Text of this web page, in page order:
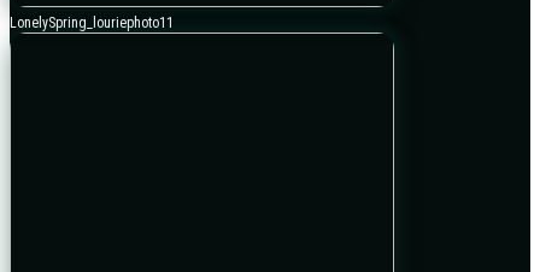
LonelySpring_louriephoto11